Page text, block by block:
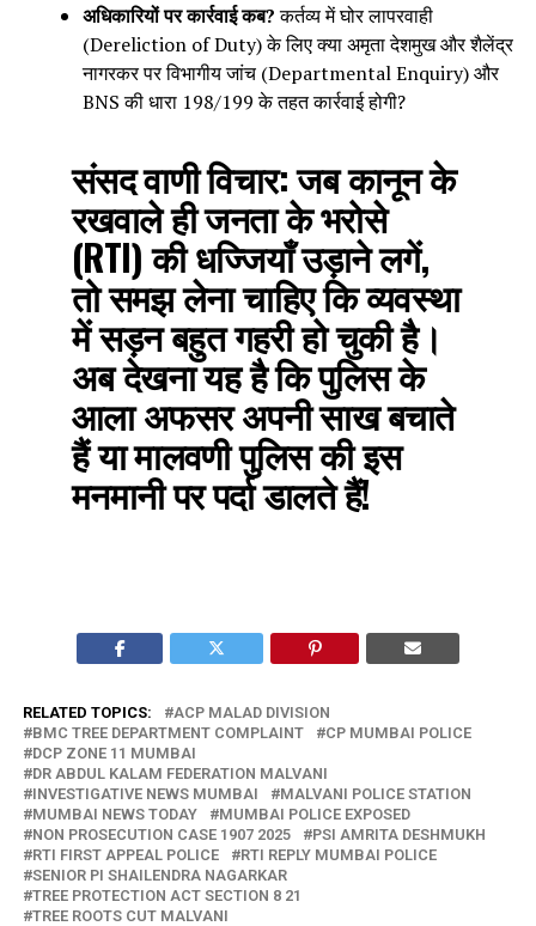
अधिकारियों पर कार्रवाई कब?कर्तव्य में घोर लापरवाही
(Dereliction of Duty) के लिए क्या अमृता देशमुख और शैलेंद्र
नागरकर पर विभागीय जांच (Departmental Enquiry) और
BNS की धारा 198/199 के तहत कार्रवाई होगी?
संसद वाणी विचार:जब कानून के
रखवाले ही जनता के भरोसे
(RTI) की धज्जियाँ उड़ाने लगें,
तो समझ लेना चाहिए कि व्यवस्था
में सड़न बहुत गहरी हो चुकी है।
अब देखना यह है कि पुलिस के
आला अफसर अपनी साख बचाते
हैं या मालवणी पुलिस की इस
मनमानी पर पर्दा डालते हैं!
RELATED TOPICS:
ACP MALAD DIVISION
BMC TREE DEPARTMENT COMPLAINT
CP MUMBAI POLICE
DCP ZONE 11 MUMBAI
DR ABDUL KALAM FEDERATION MALVANI
INVESTIGATIVE NEWS MUMBAI
MALVANI POLICE STATION
MUMBAI NEWS TODAY
MUMBAI POLICE EXPOSED
NON PROSECUTION CASE 1907 2025
PSI AMRITA DESHMUKH
RTI FIRST APPEAL POLICE
RTI REPLY MUMBAI POLICE
SENIOR PI SHAILENDRA NAGARKAR
TREE PROTECTION ACT SECTION 8 21
TREE ROOTS CUT MALVANI